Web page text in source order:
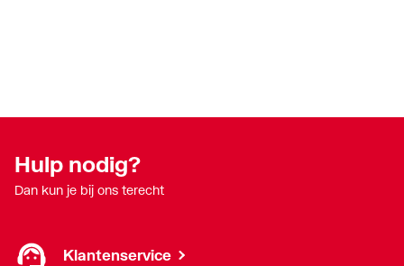
Hulp nodig?
Dan kun je bij ons terecht
Klantenservice